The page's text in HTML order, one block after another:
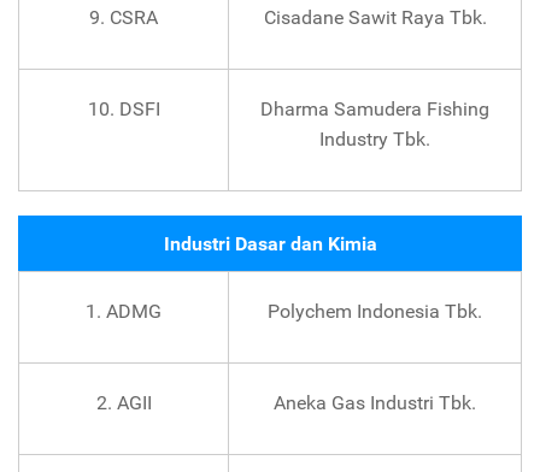
9. CSRA Cisadane Sawit Raya Tbk.
10. DSFI
Dharma Samudera Fishing
Industry Tbk.
Industri Dasar dan Kimia
1. ADMG Polychem Indonesia Tbk.
2. AGII Aneka Gas Industri Tbk.